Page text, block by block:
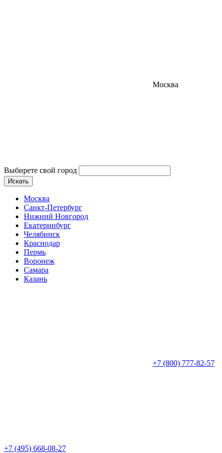
Москва
Выбирете свой город
Искать
Москва
Санкт-Петербург
Нижний Новгород
Екатеринбург
Челябинск
Краснодар
Пермь
Воронеж
Самара
Казань
+7 (800) 777-82-57
+7 (495) 668-08-27